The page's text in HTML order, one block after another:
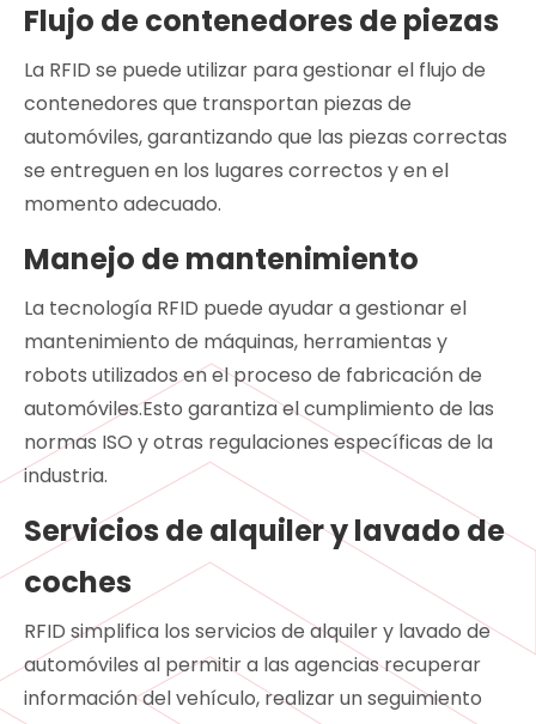
Flujo de contenedores de piezas
La RFID se puede utilizar para gestionar el flujo de
contenedores que transportan piezas de
automóviles, garantizando que las piezas correctas
se entreguen en los lugares correctos y en el
momento adecuado.
Manejo de mantenimiento
La tecnología RFID puede ayudar a gestionar el
mantenimiento de máquinas, herramientas y
robots utilizados en el proceso de fabricación de
automóviles.Esto garantiza el cumplimiento de las
normas ISO y otras regulaciones específicas de la
industria.
Servicios de alquiler y lavado de
coches
RFID simplifica los servicios de alquiler y lavado de
automóviles al permitir a las agencias recuperar
información del vehículo, realizar un seguimiento